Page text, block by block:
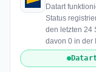
Datart
Status
den letzten 24
davon 0 in der